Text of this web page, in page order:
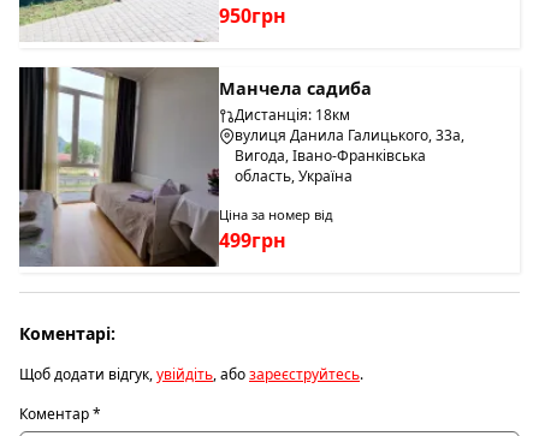
950грн
Манчела садиба
Дистанція: 18км
вулиця Данила Галицького, 33а,
Вигода, Івано-Франківська
область, Україна
Ціна за номер від
499грн
Коментарі:
Щоб додати відгук,увійдіть, абозареєструйтесь.
Коментар*